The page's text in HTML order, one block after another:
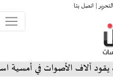
|اتصل بنا
في أمسية استثنائية